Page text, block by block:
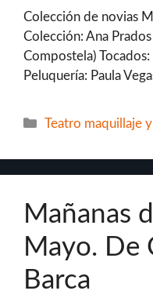
Colección de novias
Colección: Ana
Compostela)
Peluquería: Paula
Categorías
Teatro maquillaje
Mañanas
Mayo. De
Barca